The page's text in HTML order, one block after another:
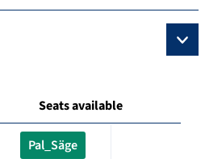
Seats available
Pal_Säge